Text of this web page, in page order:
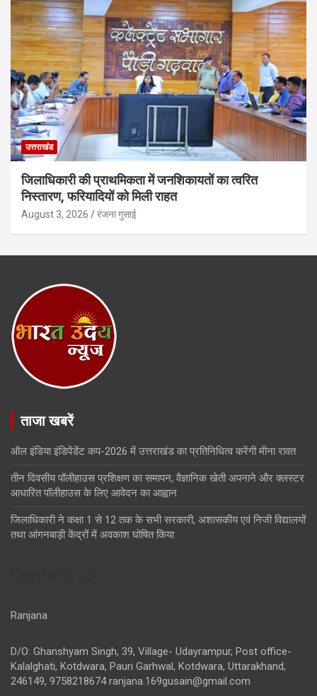
उत्तराखंड
जिलाधिकारी की प्राथमिकता में जनशिकायतों का त्वरित
निस्तारण, फरियादियों को मिली राहत
August 3, 2026 रंजना गुसाई
ताजा खबरें
ऑल इंडिया इंडिपेंडेंट कप-2026 में उत्तराखंड का प्रतिनिधित्व करेंगी मीना रावत
तीन दिवसीय पॉलीहाउस प्रशिक्षण का समापन, वैज्ञानिक खेती अपनाने और क्लस्टर
आधारित पॉलीहाउस के लिए आवेदन का आह्वान
जिलाधिकारी ने कक्षा 1 से 12 तक के सभी सरकारी, अशासकीय एवं निजी विद्यालयों
तथा आंगनबाड़ी केंद्रों में अवकाश घोषित किया
Ranjana
D/O: Ghanshyam Singh, 39, Village- Udayrampur, Post office-
Kalalghati, Kotdwara, Pauri Garhwal, Kotdwara, Uttarakhand,
246149, 9758218674ranjana.169gusain@gmail.com